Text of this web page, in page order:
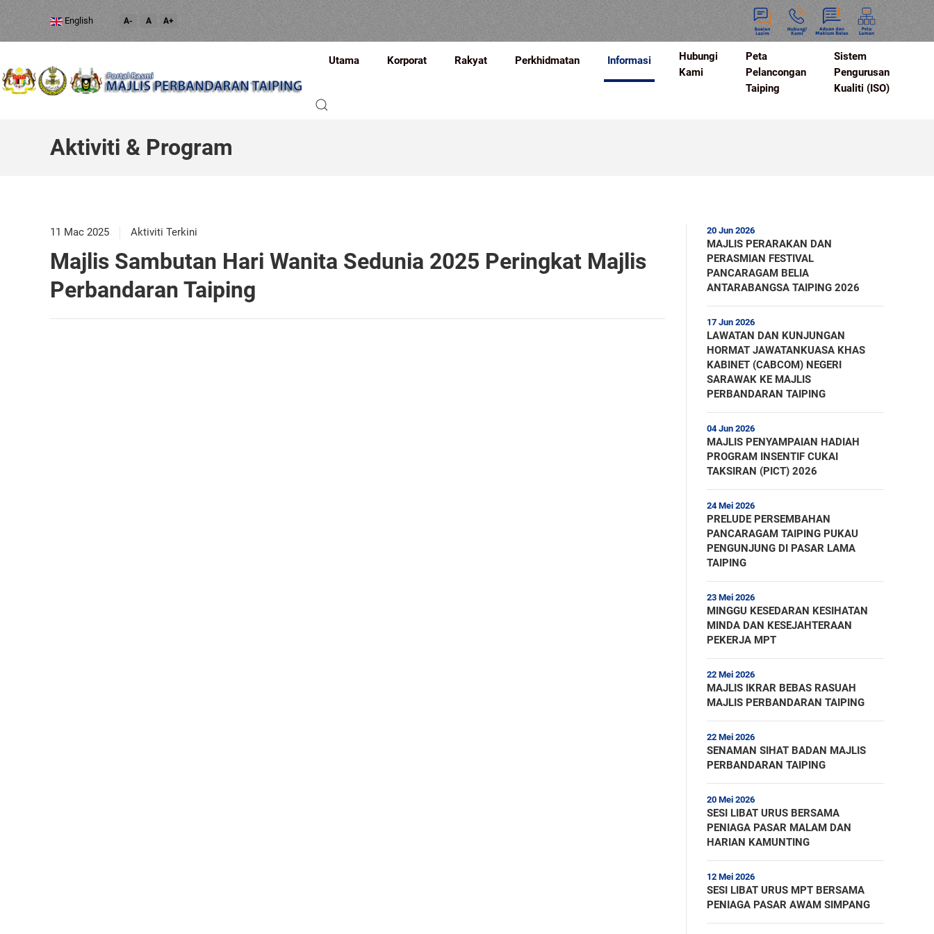
English A- A A+
Utama Korporat Rakyat Perkhidmatan Informasi
Hubungi
Kami
Peta
Pelancongan
Taiping
Sistem
Pengurusan
Kualiti (ISO)
Aktiviti & Program
11 Mac 2025 Aktiviti Terkini
Majlis Sambutan Hari Wanita Sedunia 2025 Peringkat Majlis
Perbandaran Taiping
20 Jun 2026
MAJLIS PERARAKAN DAN
PERASMIAN FESTIVAL
PANCARAGAM BELIA
ANTARABANGSA TAIPING 2026
17 Jun 2026
LAWATAN DAN KUNJUNGAN
HORMAT JAWATANKUASA KHAS
KABINET (CABCOM) NEGERI
SARAWAK KE MAJLIS
PERBANDARAN TAIPING
04 Jun 2026
MAJLIS PENYAMPAIAN HADIAH
PROGRAM INSENTIF CUKAI
TAKSIRAN (PICT) 2026
24 Mei 2026
PRELUDE PERSEMBAHAN
PANCARAGAM TAIPING PUKAU
PENGUNJUNG DI PASAR LAMA
TAIPING
23 Mei 2026
MINGGU KESEDARAN KESIHATAN
MINDA DAN KESEJAHTERAAN
PEKERJA MPT
22 Mei 2026
MAJLIS IKRAR BEBAS RASUAH
MAJLIS PERBANDARAN TAIPING
22 Mei 2026
SENAMAN SIHAT BADAN MAJLIS
PERBANDARAN TAIPING
20 Mei 2026
SESI LIBAT URUS BERSAMA
PENIAGA PASAR MALAM DAN
HARIAN KAMUNTING
12 Mei 2026
SESI LIBAT URUS MPT BERSAMA
PENIAGA PASAR AWAM SIMPANG